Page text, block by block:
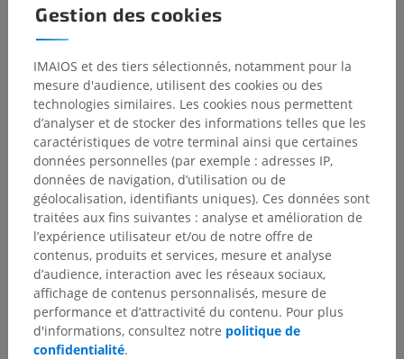
Gestion des cookies
IMAIOS et des tiers sélectionnés, notamment pour la
mesure d'audience, utilisent des cookies ou des
technologies similaires. Les cookies nous permettent
d’analyser et de stocker des informations telles que les
caractéristiques de votre terminal ainsi que certaines
données personnelles (par exemple : adresses IP,
données de navigation, d’utilisation ou de
géolocalisation, identifiants uniques). Ces données sont
traitées aux fins suivantes : analyse et amélioration de
l’expérience utilisateur et/ou de notre offre de
contenus, produits et services, mesure et analyse
d’audience, interaction avec les réseaux sociaux,
affichage de contenus personnalisés, mesure de
performance et d’attractivité du contenu. Pour plus
d'informations, consultez notre politique de
confidentialité.